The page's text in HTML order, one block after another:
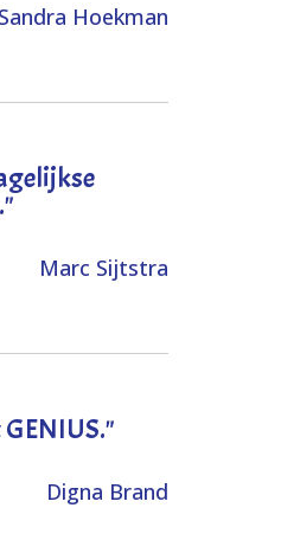
Sandra Hoekman
Marc Sijtstra
Digna Brand